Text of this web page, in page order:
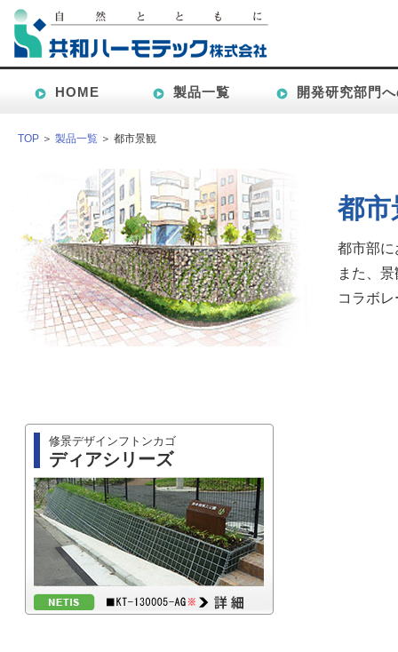
HOME 製品一覧 開発研究部門
TOP ＞ 製品一覧 ＞ 都市景観
都市
都市部に
また、
コラボ
修景デザインフトンカゴ
ディアシリーズ